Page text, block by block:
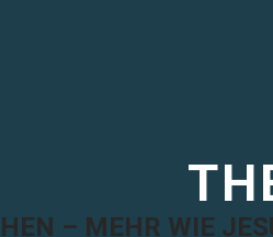
– MEHR WIE